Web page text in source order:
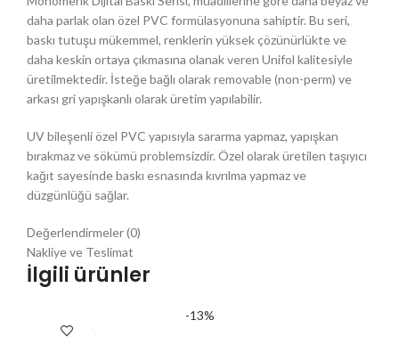
daha parlak olan özel PVC formülasyonuna sahiptir. Bu seri,
baskı tutuşu mükemmel, renklerin yüksek çözünürlükte ve
daha keskin ortaya çıkmasına olanak veren Unifol kalitesiyle
üretilmektedir. İsteğe bağlı olarak removable (non-perm) ve
arkası gri yapışkanlı olarak üretim yapılabilir.
UV bileşenli özel PVC yapısıyla sararma yapmaz, yapışkan
bırakmaz ve sökümü problemsizdir. Özel olarak üretilen taşıyıcı
kağıt sayesinde baskı esnasında kıvrılma yapmaz ve
düzgünlüğü sağlar.
Değerlendirmeler (0)
Nakliye ve Teslimat
İlgili ürünler
-13%